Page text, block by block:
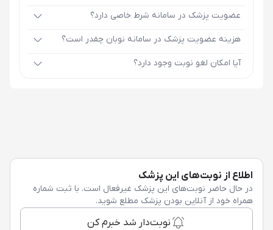
عضویت پزشک در سامانه شرط خاصی دارد؟
هزینه عضویت پزشک در سامانه نوبان چقدر است؟
آیا امکان لغو نوبت وجود دارد؟
اطلاع از نوبت‌های این پزشک
در حال حاضر نوبت‌های این پزشک غیرفعال است. با ثبت شماره
همراه خود از آنلاین بودن پزشک مطلع شوید.
نوبت‌دار شد خبرم کن